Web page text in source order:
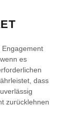
Engagement
es
dass
zurücklehnen